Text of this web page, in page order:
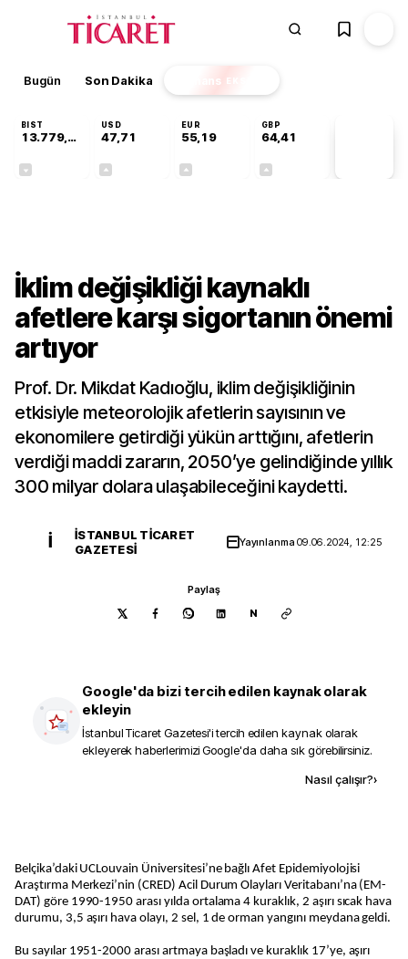
Bugün Son Dakika Finans EKSTRA
BIST
13.779,39
USD
47,71
EUR
55,19
GBP
64,41
İklim değişikliği kaynaklı
afetlere karşı sigortanın önemi
artıyor
Prof. Dr. Mikdat Kadıoğlu, iklim değişikliğinin
etkisiyle meteorolojik afetlerin sayısının ve
ekonomilere getirdiği yükün arttığını, afetlerin
verdiği maddi zararın, 2050’ye gelindiğinde yıllık
300 milyar dolara ulaşabileceğini kaydetti.
İ
İSTANBUL TICARET
GAZETESI
Yayınlanma09.06.2024, 12:25
Paylaş
N
Google'da bizi tercih edilen kaynak olarak
ekleyin
İstanbul Ticaret Gazetesi'i tercih edilen kaynak olarak
ekleyerek haberlerimizi Google'da daha sık görebilirsiniz.
Nasıl çalışır?›
Belçika’daki UCLouvain Üniversitesi’ne bağlı Afet Epidemiyolojisi
Araştırma Merkezi’nin (CRED) Acil Durum Olayları Veritabanı’na (EM-
DAT) göre 1990-1950 arası yılda ortalama 4 kuraklık, 2 aşırı sıcak hava
durumu, 3,5 aşırı hava olayı, 2 sel, 1 de orman yangını meydana geldi.
Bu sayılar 1951-2000 arası artmaya başladı ve kuraklık 17’ye, aşırı